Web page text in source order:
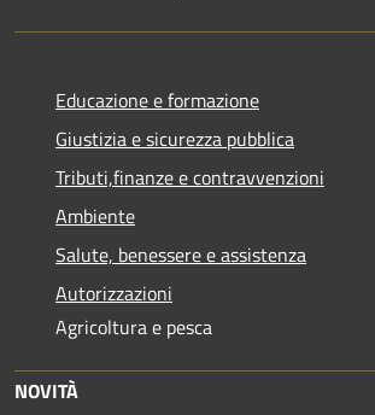
Educazione e formazione
Giustizia e sicurezza pubblica
Tributi,finanze e contravvenzioni
Ambiente
Salute, benessere e assistenza
Autorizzazioni
Agricoltura e pesca
NOVITÀ